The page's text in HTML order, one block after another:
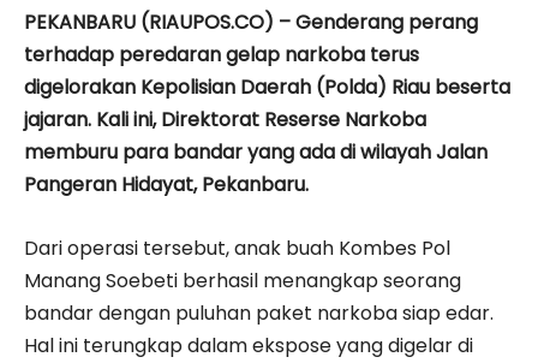
PEKANBARU (RIAUPOS.CO) – Genderang perang
terhadap peredaran gelap narkoba terus
digelorakan Kepolisian Daerah (Polda) Riau beserta
jajaran. Kali ini, Direktorat Reserse Narkoba
memburu para bandar yang ada di wilayah Jalan
Pangeran Hidayat, Pekanbaru.
Dari operasi tersebut, anak buah Kombes Pol
Manang Soebeti berhasil menangkap seorang
bandar dengan puluhan paket narkoba siap edar.
Hal ini terungkap dalam ekspose yang digelar di